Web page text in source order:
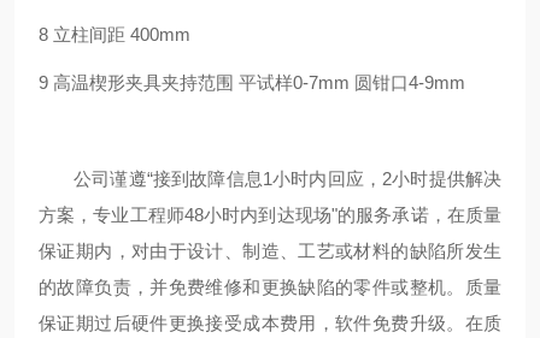
8 立柱间距 400mm
9 高温楔形夹具夹持范围 平试样0-7mm 圆钳口4-9mm
公司谨遵“接到故障信息1小时内回应，2小时提供解决
方案，专业工程师48小时内到达现场"的服务承诺，在质量
保证期内，对由于设计、制造、工艺或材料的缺陷所发生
的故障负责，并免费维修和更换缺陷的零件或整机。质量
保证期过后硬件更换接受成本费用，软件免费升级。在质